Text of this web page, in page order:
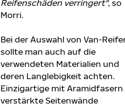
Reifenschäden verringert", so
Morri.
Bei der Auswahl von Van-
sollte man auch auf die
verwendeten Materialien und
deren Langlebigkeit achten.
Einzigartige mit Aramidfasern
verstärkte Seitenwände